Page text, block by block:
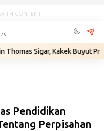
CONTENT
Sigar, Kakek Buyut Prabowo
Pendidikan
Perpisahan